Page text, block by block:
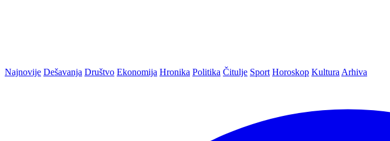
Najnovije Dešavanja Društvo Ekonomija Hronika Politika Čitulje Sport Horoskop Kultura Arhiva